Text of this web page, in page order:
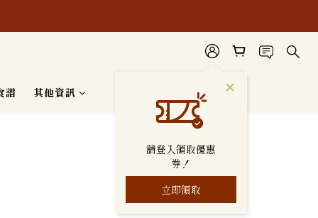
請登入領取優惠
券！
立即領取
譜 其他資訊